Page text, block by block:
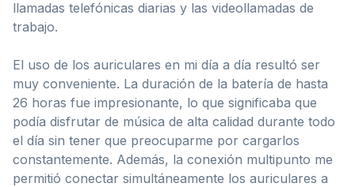
llamadas telefónicas diarias y las videollamadas de
trabajo.
El uso de los auriculares en mi día a día resultó ser
muy conveniente. La duración de la batería de hasta
26 horas fue impresionante, lo que significaba que
podía disfrutar de música de alta calidad durante todo
el día sin tener que preocuparme por cargarlos
constantemente. Además, la conexión multipunto me
permitió conectar simultáneamente los auriculares a